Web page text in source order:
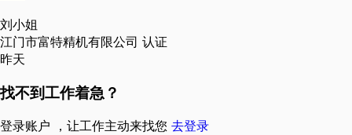
刘小姐
江门市富特精机有限公司 认证
昨天
找不到工作着急？
登录账户 ，让工作主动来找您 去登录